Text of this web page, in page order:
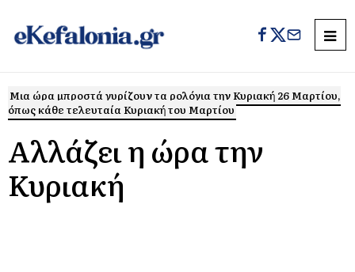
Μια ώρα μπροστά γυρίζουν τα ρολόγια την Κυριακή 26 Μαρτίου,
όπως κάθε τελευταία Κυριακή του Μαρτίου
Αλλάζει η ώρα την
Κυριακή